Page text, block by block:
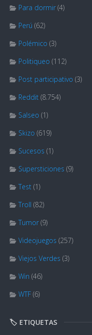
Para dormir (4)
Perú (62)
Polémico (3)
Politiqueo (112)
Post participativo (3)
Reddit (8.754)
Salseo (1)
Skizo (619)
Sucesos (1)
Supersticiones (9)
Test (1)
Troll (82)
Tumor (9)
Videojuegos (257)
Viejos Verdes (3)
Win (46)
WTF (6)
🏷️ ETIQUETAS